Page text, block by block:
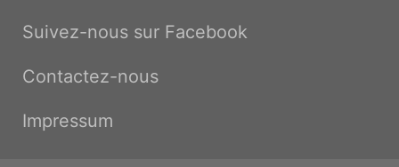
Suivez-nous sur Facebook
Contactez-nous
Impressum